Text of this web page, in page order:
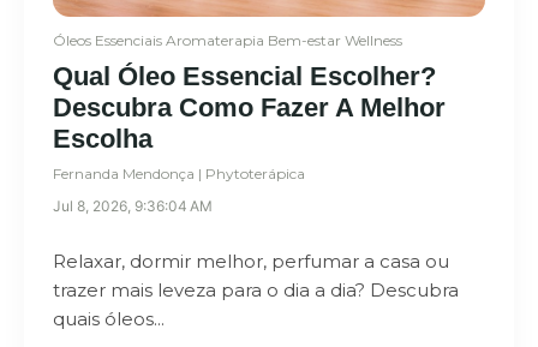
Óleos Essenciais Aromaterapia Bem-estar Wellness
Qual Óleo Essencial Escolher?
Descubra Como Fazer A Melhor
Escolha
Fernanda Mendonça | Phytoterápica
Jul 8, 2026, 9:36:04 AM
Relaxar, dormir melhor, perfumar a casa ou
trazer mais leveza para o dia a dia? Descubra
quais óleos...